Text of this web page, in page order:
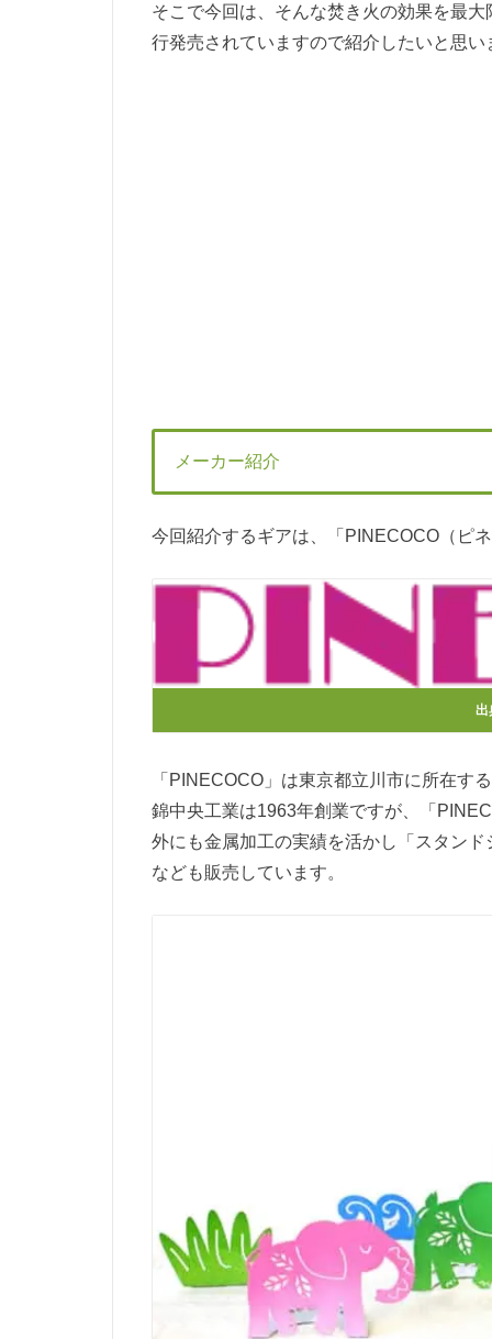
そこで今回は、そんな焚き火の効果を最
行発売されていますので紹介したいと思い
メーカー紹介
今回紹介するギアは、「PINECOCO（ピ
出
「PINECOCO」は東京都立川市に所在す
錦中央工業は1963年創業ですが、「
外にも金属加工の実績を活かし「スタン
なども販売しています。